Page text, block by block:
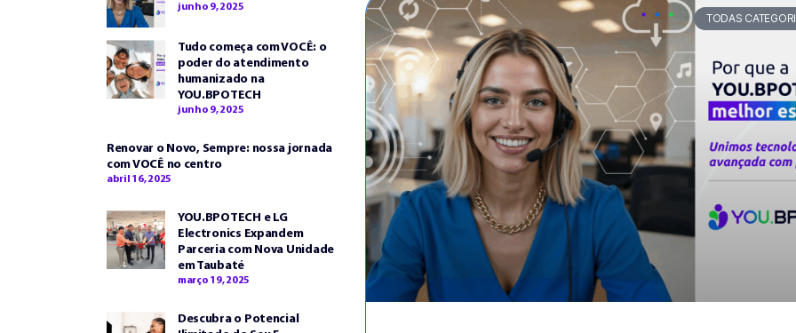
junho 9, 2025
Tudo começa com VOCÊ: o
poder do atendimento
humanizado na
YOU.BPOTECH
junho 9, 2025
Renovar o Novo, Sempre: nossa jornada
com VOCÊ no centro
abril 16, 2025
YOU.BPOTECH e LG
Electronics Expandem
Parceria com Nova Unidade
em Taubaté
março 19, 2025
Descubra o Potencial
TODAS